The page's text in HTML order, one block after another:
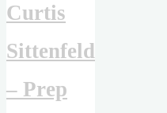
zehn
Curtis
Sittenfeld
– Prep